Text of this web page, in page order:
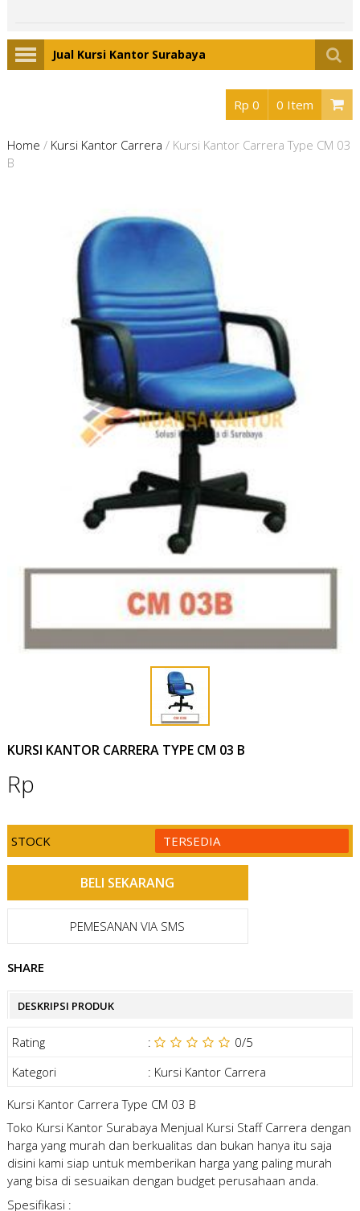
Jual Kursi Kantor Surabaya
Rp 0 0 Item
Home / Kursi Kantor Carrera / Kursi Kantor Carrera Type CM 03
B
KURSI KANTOR CARRERA TYPE CM 03 B
Rp
STOCK TERSEDIA
PEMESANAN VIA SMS
SHARE
DESKRIPSI PRODUK
Rating : 0/5
Kategori
: Kursi Kantor Carrera
Kursi Kantor Carrera Type CM 03 B
Toko Kursi Kantor Surabaya Menjual Kursi Staff Carrera dengan
harga yang murah dan berkualitas dan bukan hanya itu saja
disini kami siap untuk memberikan harga yang paling murah
yang bisa di sesuaikan dengan budget perusahaan anda.
Spesifikasi :